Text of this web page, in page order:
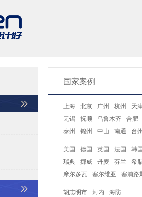
国家案例
上海 北京 广州 杭州
天
无锡
抚顺 乌鲁木齐
合肥
泰州
锦州 中山 南通 台
美国 德国 英国 法国
韩
瑞典
挪威 丹麦 芬兰
希
摩尔多瓦
塞尔维亚 塞浦路
胡志明市 河内 海防